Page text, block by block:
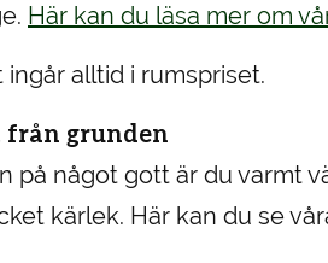
Här kan du läsa mer om
ingår alltid i rumspriset.
från grunden
på något gott är du varmt
kärlek. Här kan du se